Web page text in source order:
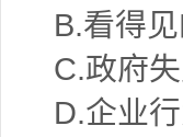
B.看得
C.政府
D.企业